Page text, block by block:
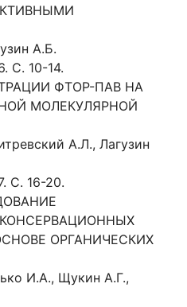
А.Б.
С. 10-14.
ФТОР-ПАВ НА
МОЛЕКУЛЯРНОЙ
А.Л., Лагузин
С. 16-20.
ОРГАНИЧЕСКИХ
И.А., Щукин А.Г.,